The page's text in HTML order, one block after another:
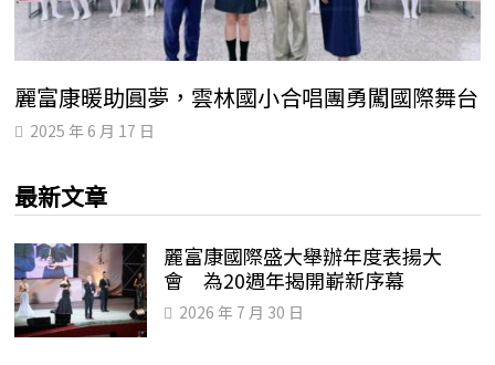
麗富康暖助圓夢，雲林國小合唱團勇闖國際舞台
2025 年 6 月 17 日
最新文章
麗富康國際盛大舉辦年度表揚大
會 為20週年揭開嶄新序幕
2026 年 7 月 30 日